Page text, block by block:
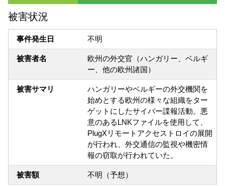
被害状況
事件発生日 不明
被害者名
欧州の外交官（ハンガリー、ベルギ
ー、他の欧州諸国）
被害サマリ
ハンガリーやベルギーの外交機関を
始めとする欧州の様々な組織をター
ゲットにしたサイバー諜報活動。悪
意のあるLNKファイルを使用して、
PlugXリモートアクセストロイの展開
が行われ、外交通信の監視や機密情
報の窃取が行われていた。
被害額 不明（予想）